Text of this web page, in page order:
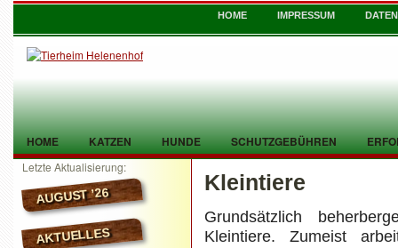
HOME IMPRESSUM
HOME KATZEN HUNDE SCHUTZGEBÜHREN
TIER GEFUNDEN KONTAKT
Letzte Aktualisierung:
AUGUST ’26
AKTUELLES
Kleintiere
Grundsätzlich
Kleintiere. Zumeist